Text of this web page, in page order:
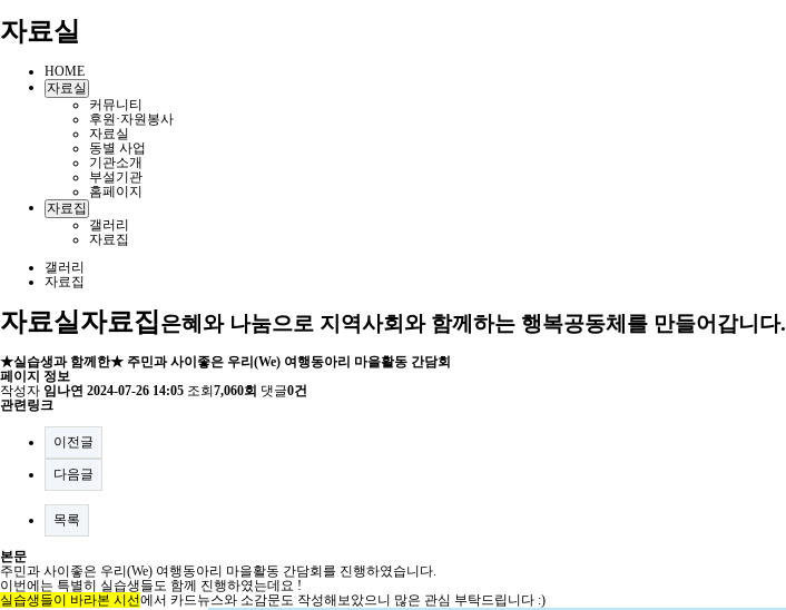
자료실
HOME
자료실
커뮤니티
후원·자원봉사
자료실
동별 사업
기관소개
부설기관
홈페이지
자료집
갤러리
자료집
갤러리
자료집
자료실자료집은혜와 나눔으로 지역사회와 함께하는 행복공동체를 만들어갑니다.
★실습생과 함께한★ 주민과 사이좋은 우리(We) 여행동아리 마을활동 간담회
페이지 정보
작성자 임나연 2024-07-26 14:05 조회 7,060회 댓글0건
관련링크
이전글
다음글
목록
본문
주민과 사이좋은 우리(We) 여행동아리 마을활동 간담회를 진행하였습니다.
이번에는 특별히 실습생들도 함께 진행하였는데요 !
실습생들이 바라본 시선에서 카드뉴스와 소감문도 작성해보았으니 많은 관심 부탁드립니다 :)